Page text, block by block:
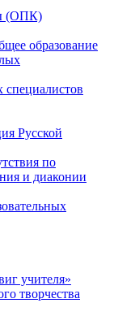
(ОПК)
образование
Русской
по
и диаконии
учителя»
творчества